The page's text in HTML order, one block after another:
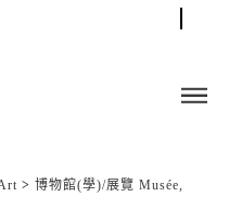
> 博物館(學)/展覽 Musée,